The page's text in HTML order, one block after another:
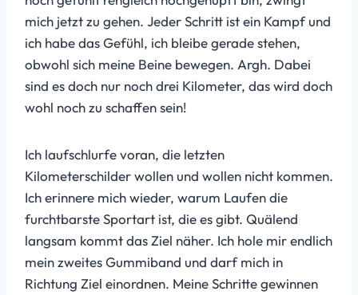
mich jetzt zu gehen. Jeder Schritt ist ein Kampf und
ich habe das Gefühl, ich bleibe gerade stehen,
obwohl sich meine Beine bewegen. Argh. Dabei
sind es doch nur noch drei Kilometer, das wird doch
wohl noch zu schaffen sein!
Ich laufschlurfe voran, die letzten
Kilometerschilder wollen und wollen nicht kommen.
Ich erinnere mich wieder, warum Laufen die
furchtbarste Sportart ist, die es gibt. Quälend
langsam kommt das Ziel näher. Ich hole mir endlich
mein zweites Gummiband und darf mich in
Richtung Ziel einordnen. Meine Schritte gewinnen